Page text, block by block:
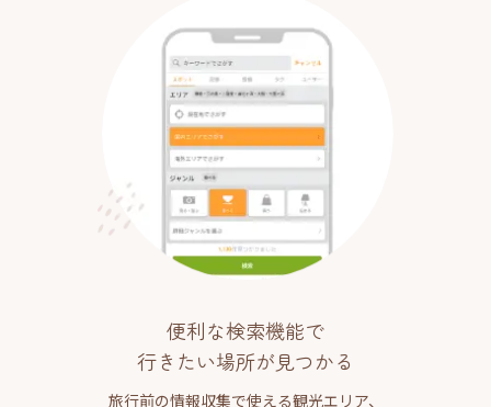
便利な検索機能で
行きたい場所が見つかる
旅行前の情報収集で使える観光エリア、